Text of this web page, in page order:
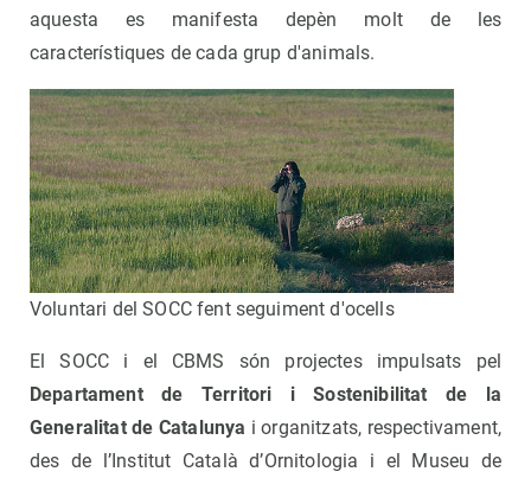
aquesta es manifesta depèn molt de les
característiques de cada grup d'animals.
Voluntari del SOCC fent seguiment d'ocells
El SOCC i el CBMS són projectes impulsats pel
Departament de Territori i Sostenibilitat de la
Generalitat de Catalunya i organitzats, respectivament,
des de l’Institut Català d’Ornitologia i el Museu de